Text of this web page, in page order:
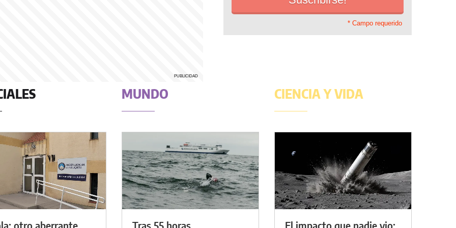
* Campo requerido
otro aberrante
MUNDO
Tras 55 horas
CIENCIA Y VIDA
El impacto que nadie vio: